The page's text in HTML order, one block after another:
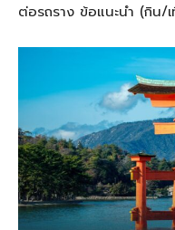
ต่อรถราง ข้อแนะนำ (กิน/